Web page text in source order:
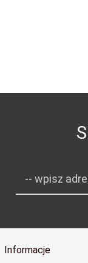
-- wpisz
Informacje